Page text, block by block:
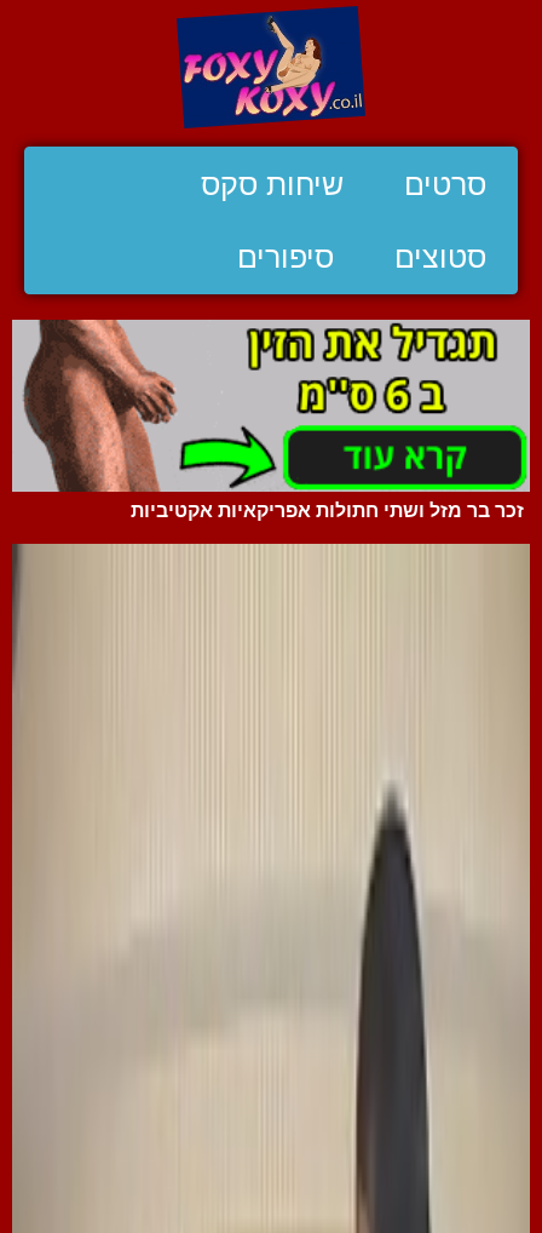
סרטים שיחות סקס
סטוצים סיפורים
זכר בר מזל ושתי חתולות אפריקאיות אקטיביות